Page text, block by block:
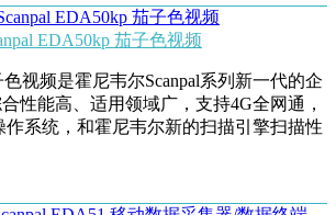
EDA50kp 茄子色视频
视频是霍尼韦尔Scanpal系列新一代的企
合性能高、适用领域广，支持4G全网通，
系统，和霍尼韦尔新的扫描引擎扫描性